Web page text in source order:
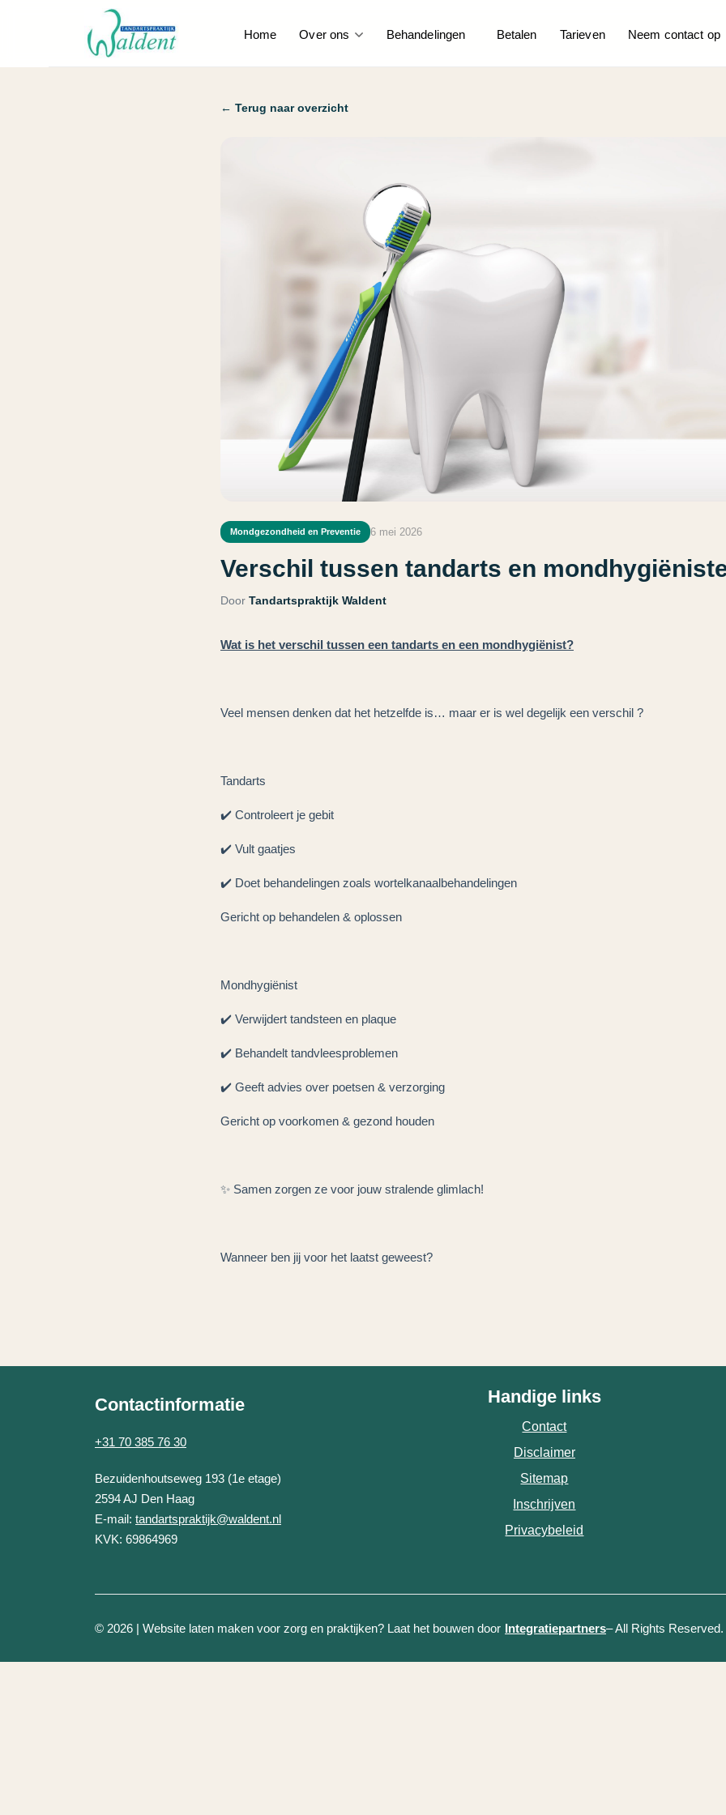
Home Over ons Behandelingen Betalen Tarieven Neem contact op
← Terug naar overzicht
Mondgezondheid en Preventie 6 mei 2026
Verschil tussen tandarts en
Door Tandartspraktijk Waldent
Wat is het verschil tussen een tandarts en een mondhygiënist?
Veel mensen denken dat het hetzelfde is… maar er is wel degelijk een verschil ?
Tandarts
✔️ Controleert je gebit
✔️ Vult gaatjes
✔️ Doet behandelingen zoals wortelkanaalbehandelingen
Gericht op behandelen & oplossen
Mondhygiënist
✔️ Verwijdert tandsteen en plaque
✔️ Behandelt tandvleesproblemen
✔️ Geeft advies over poetsen & verzorging
Gericht op voorkomen & gezond houden
✨ Samen zorgen ze voor jouw stralende glimlach!
Wanneer ben jij voor het laatst geweest?
Contactinformatie
+31 70 385 76 30
Tandartspraktijk Waldent
Bezuidenhoutseweg 193 (1e etage)
2594 AJ Den Haag
E-mail: tandartspraktijk@waldent.nl
KVK: 69864969
Handige links
Contact
Disclaimer
Sitemap
Inschrijven
Privacybeleid
© 2026 | Website laten maken voor zorg en praktijken? Laat het bouwen door Integratiepartners(opent in nieuw
– All Rights Reserved.